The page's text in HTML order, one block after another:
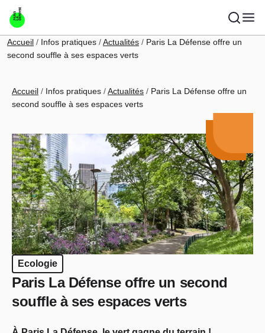
Aller au contenu principal
Fil d'Ariane
Accueil Infos pratiques Actualités
Paris La Défense offre un
second souffle à ses espaces verts
Fil d'Ariane
Accueil Infos pratiques Actualités
Paris La Défense offre un
second souffle à ses espaces verts
Ecologie
Paris La Défense offre un second
souffle à ses espaces verts